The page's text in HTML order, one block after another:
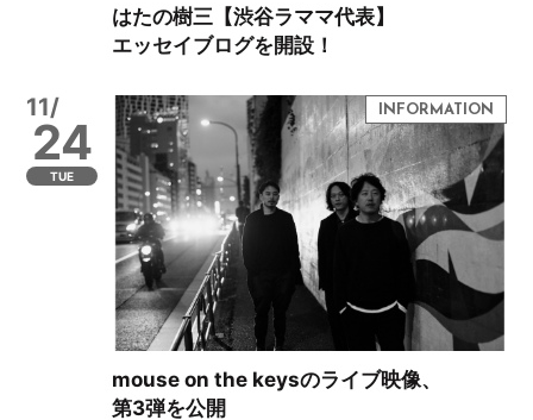
はたの樹三【渋谷ラママ代表】
エッセイブログを開設！
11/
24
TUE
mouse on the keysのライブ映像、
第3弾を公開